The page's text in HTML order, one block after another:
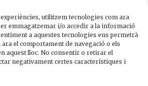
utilitzem tecnologies com ara
emmagatzemar i/o accedir a la informació
a aquestes tecnologies ens permetrà
el comportament de navegació o els
aquest lloc. No consentir o retirar el
negativament certes característiques i
Edicions de 1984
Trafalgar, 10, 2n-2a A